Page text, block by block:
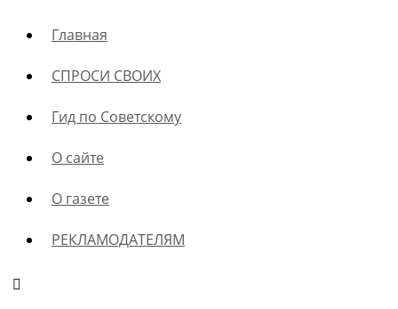
Главная
СПРОСИ СВОИХ
Гид по Советскому
О сайте
О газете
РЕКЛАМОДАТЕЛЯМ